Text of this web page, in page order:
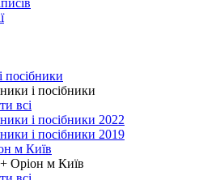
посібники
і посібники
всі
і посібники 2022
і посібники 2019
м Київ
Оріон м Київ